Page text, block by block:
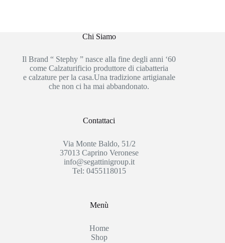
Chi Siamo
Il Brand “ Stephy ” nasce alla fine degli anni ‘60
come Calzaturificio produttore di ciabatteria
e calzature per la casa.Una tradizione artigianale
che non ci ha mai abbandonato.
Contattaci
Via Monte Baldo, 51/2
37013 Caprino Veronese
info@segattinigroup.it
Tel: 0455118015
Menù
Home
Shop